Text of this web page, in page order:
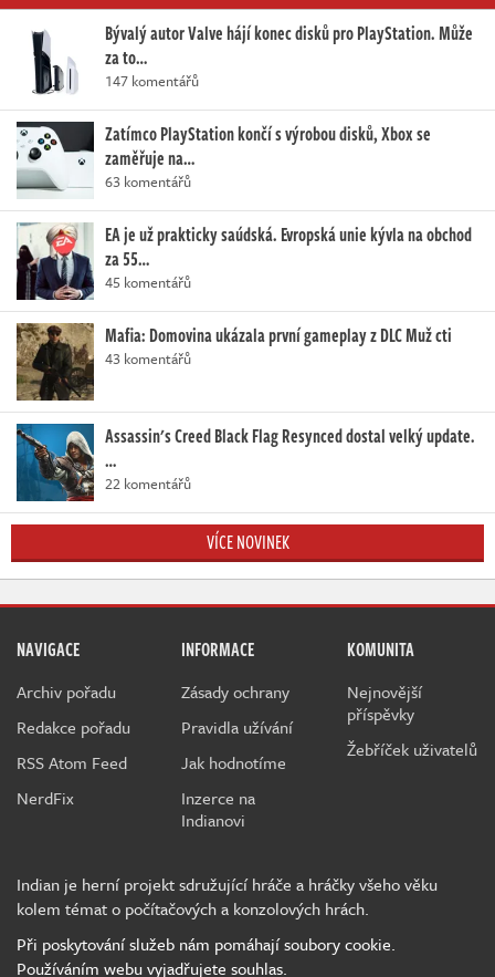
Bývalý autor Valve hájí konec disků pro PlayStation. Může
za to…
147 komentářů
Zatímco PlayStation končí s výrobou disků, Xbox se
zaměřuje na…
63 komentářů
EA je už prakticky saúdská. Evropská unie kývla na obchod
za 55…
45 komentářů
Mafia: Domovina ukázala první gameplay z DLC Muž cti
43 komentářů
Assassin's Creed Black Flag Resynced dostal velký update.
…
22 komentářů
VÍCE NOVINEK
NAVIGACE
Archiv pořadu
Redakce pořadu
RSS Atom Feed
NerdFix
INFORMACE
Zásady ochrany
Pravidla užívání
Jak hodnotíme
Inzerce na
Indianovi
KOMUNITA
Nejnovější
příspěvky
Žebříček uživatelů
Indian je herní projekt sdružující hráče a hráčky všeho věku
kolem témat o počítačových a konzolových hrách.
Při poskytování služeb nám pomáhají soubory cookie.
Používáním webu vyjadřujete souhlas.